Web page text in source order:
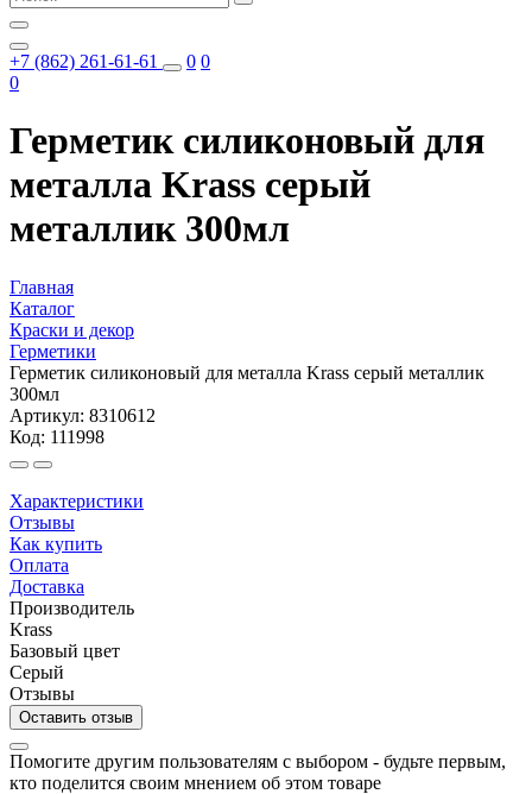
+7 (862) 261-61-61 0 0
0
Герметик силиконовый для
металла Krass серый
металлик 300мл
Главная
Каталог
Краски и декор
Герметики
Герметик силиконовый для металла Krass серый металлик
300мл
Артикул: 8310612
Код: 111998
Характеристики
Отзывы
Как купить
Оплата
Доставка
Производитель
Krass
Базовый цвет
Серый
Отзывы
Оставить отзыв
Помогите другим пользователям с выбором - будьте первым,
кто поделится своим мнением об этом товаре